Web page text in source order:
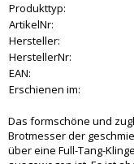
Produkttyp:
ArtikelNr:
Hersteller:
HerstellerNr:
EAN:
Erschienen im:
Das formschöne und
Brotmesser der
über eine Full-Tang-